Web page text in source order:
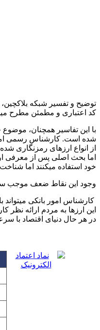
توضیح و تفسیر شبکه
کد اعتباری و مطمئن مطرح
با این تفاسیر همچنان،
شده است. کارشناس رسمی امور
از انواع ارزهای رمزنگاری
اما بحث اصلی پس از معرفی
خود استفاده میکنند اما
وجود این نقاط ضعف موجب
کارشناس امور بانکی
این ارزها به مردم ارائه نظر
در هر حال دنیای اقتصاد با